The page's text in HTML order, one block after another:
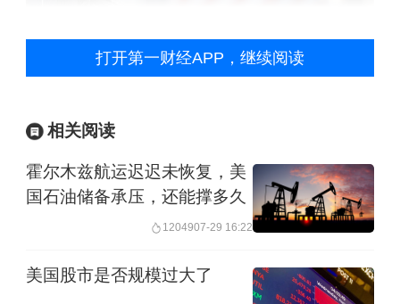
地缘政治和股市
魏斯伯格称，股票市场天然具备的“前瞻
遏制，股市就开始转向新的动态。“标普
打开第一财经APP，继续阅读
相关阅读
霍尔木兹航运迟迟未恢复，美
国石油储备承压，还能撑多久
1204907-29 16:22
美国股市是否规模过大了